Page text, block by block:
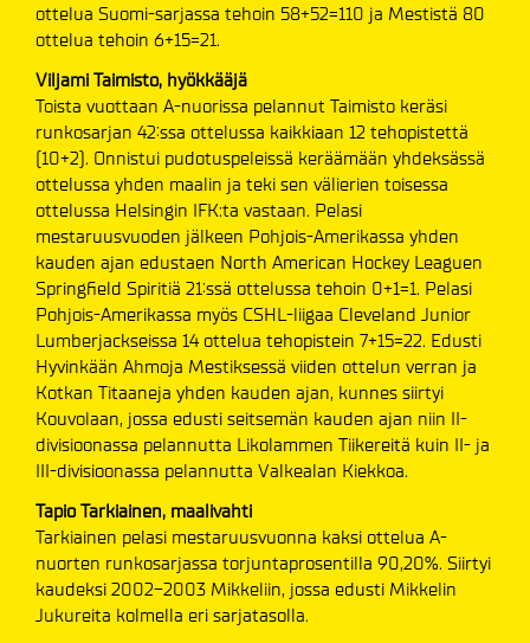
ottelua Suomi-sarjassa tehoin 58+52=110 ja Mestistä 80
ottelua tehoin 6+15=21.
Viljami Taimisto, hyökkääjä
Toista vuottaan A-nuorissa pelannut Taimisto keräsi
runkosarjan 42:ssa ottelussa kaikkiaan 12 tehopistettä
(10+2). Onnistui pudotuspeleissä keräämään yhdeksässä
ottelussa yhden maalin ja teki sen välierien toisessa
ottelussa Helsingin IFK:ta vastaan. Pelasi
mestaruusvuoden jälkeen Pohjois-Amerikassa yhden
kauden ajan edustaen North American Hockey Leaguen
Springfield Spiritiä 21:ssä ottelussa tehoin 0+1=1. Pelasi
Pohjois-Amerikassa myös CSHL-liigaa Cleveland Junior
Lumberjackseissa 14 ottelua tehopistein 7+15=22. Edusti
Hyvinkään Ahmoja Mestiksessä viiden ottelun verran ja
Kotkan Titaaneja yhden kauden ajan, kunnes siirtyi
Kouvolaan, jossa edusti seitsemän kauden ajan niin II-
divisioonassa pelannutta Likolammen Tiikereitä kuin II- ja
III-divisioonassa pelannutta Valkealan Kiekkoa.
Tapio Tarkiainen, maalivahti
Tarkiainen pelasi mestaruusvuonna kaksi ottelua A-
nuorten runkosarjassa torjuntaprosentilla 90,20%. Siirtyi
kaudeksi 2002-2003 Mikkeliin, jossa edusti Mikkelin
Jukureita kolmella eri sarjatasolla.